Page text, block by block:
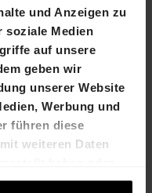
und Anzeigen zu
soziale Medien
auf unsere
geben wir
unserer Website
Werbung und
führen diese
weiteren Daten
der Dienste
im Geschäftsjahr
im